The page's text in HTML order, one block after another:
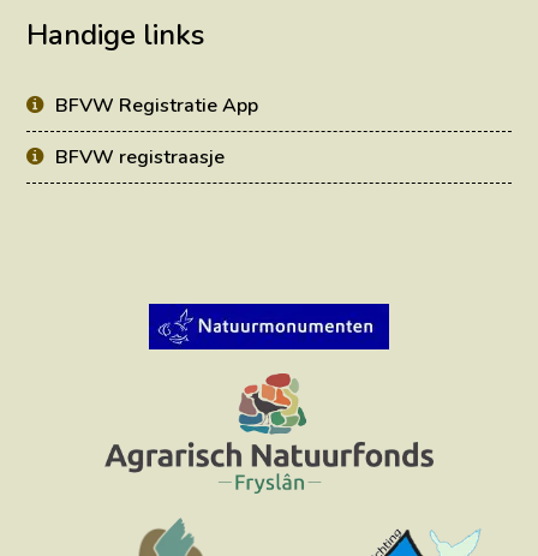
Handige links
BFVW Registratie App
BFVW registraasje